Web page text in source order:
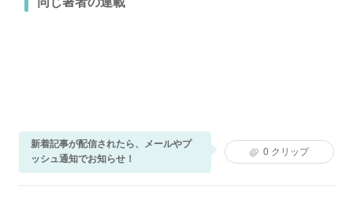
新着記事が配信されたら、メールやプ
ッシュ通知でお知らせ！
0 クリップ